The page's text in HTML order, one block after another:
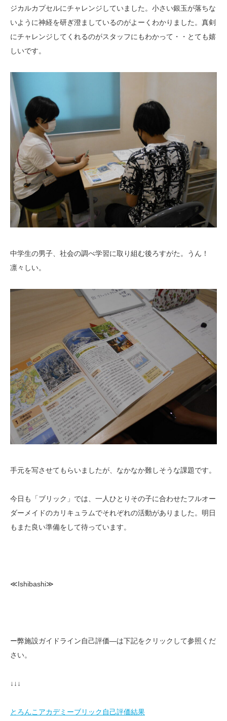
ジカルカプセルにチャレンジしていました。小さい銀玉が落ちな
いように神経を研ぎ澄ましているのがよーくわかりました。真剣
にチャレンジしてくれるのがスタッフにもわかって・・とても嬉
しいです。
中学生の男子、社会の調べ学習に取り組む後ろすがた。うん！
凛々しい。
手元を写させてもらいましたが、なかなか難しそうな課題です。
今日も「ブリック」では、一人ひとりその子に合わせたフルオー
ダーメイドのカリキュラムでそれぞれの活動がありました。明日
もまた良い準備をして待っています。
≪Ishibashi≫
ー弊施設ガイドライン自己評価—は下記をクリックして参照くだ
さい。
↓↓↓
とろんこアカデミーブリック自己評価結果